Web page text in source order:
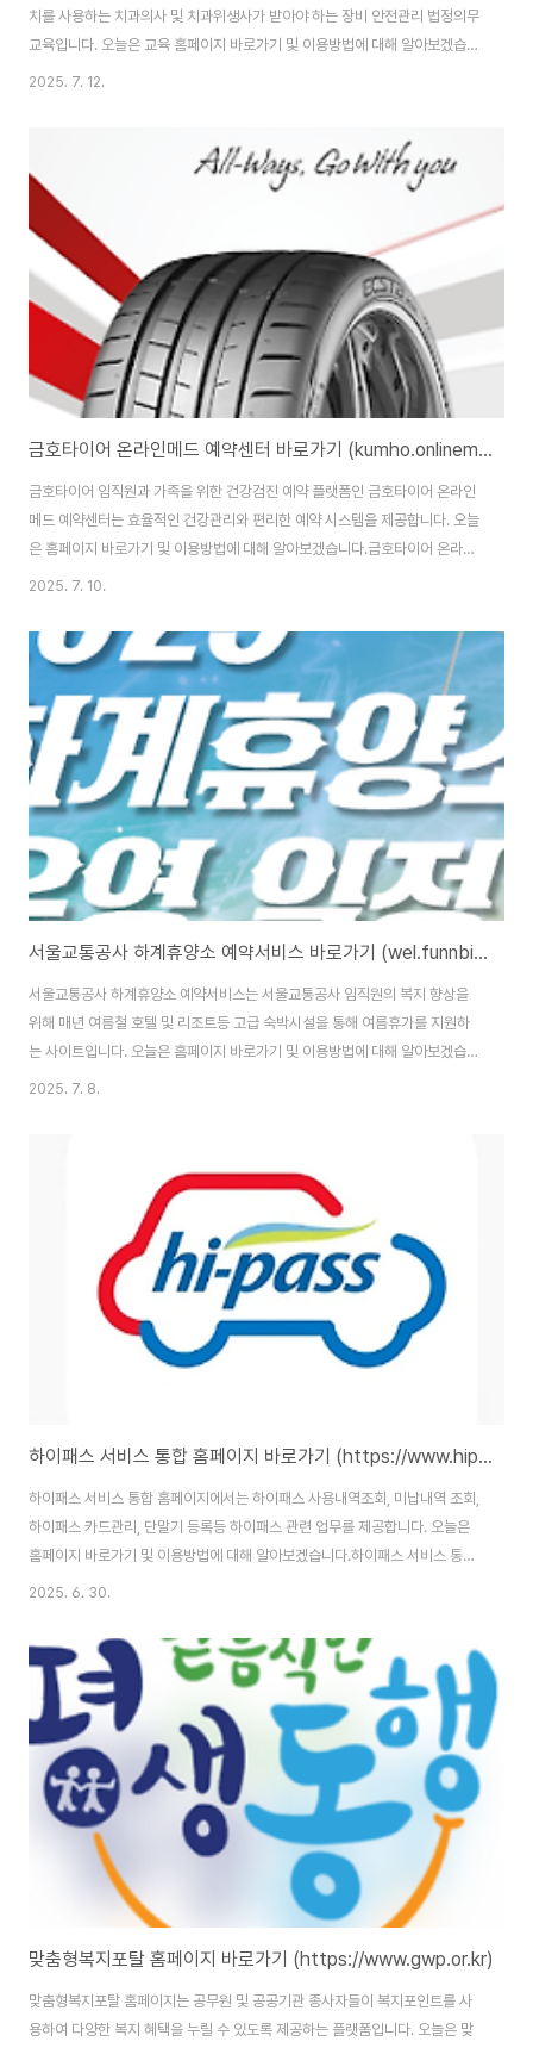
치를 사용하는 치과의사 및 치과위생사가 받아야 하는 장비 안전관리 법정의무
교육입니다. 오늘은 교육 홈페이지 바로가기 및 이용방법에 대해 알아보겠습니
다.대한영상치의학회 진단용방사선 안전관리책임자교육 :
사선 안전관리책임자교육 홈페이지 주소는
(https://www.dentalsafeimaging.or.kr/)입니다. 홈페이지 이용을 위해서
는 본인인증을 통한 회원가입을 완료해야 합니다. 교육의 목적과 법적 근거의
료기관에서 진단용 방사선 발생장치를 사용하는 경우, ..
2025. 7. 12.
금호타이어 온라인메드 예약센터 바로가기 (kumho.onlinemed.co.kr)
금호타이어 임직원과 가족을 위한 건강검진 예약 플랫폼인 금호타이어 온라인
메드 예약센터는 효율적인 건강관리와 편리한 예약 시스템을 제공합니다. 오늘
은 홈페이지 바로가기 및 이용방법에 대해 알아보겠습니다.금호타이어 온라인
메드 예약센터 : https://kumho.onlinemed.co.kr/ 금호타이어 온라인메드
는 (https://kumho.onlinemed.co.kr/)입니다. 홈페이지 이용을 위해서는
본인인증을 통한 회원가입을 완료해야 합니다. 온라인메드 예약센터란?온라인
메드 예약센터는 금호타이어 임직원 및 가족을 대상으로 건강검진 예약, 일정
확인, 검진 결과 조회 등을 온라인으로 제공하는 플랫폼입니다. 이 시스템은 선
헬스케..
2025. 7. 10.
서울교통공사 하계휴양소 예약서비스 바로가기 (wel.funnbiz.co.kr)
서울교통공사 하계휴양소 예약서비스는 서울교통공사 임직원의 복지 향상을
위해 매년 여름철 호텔 및 리조트등 고급 숙박시설을 통해 여름휴가를 지원하
는 사이트입니다. 오늘은 홈페이지 바로가기 및 이용방법에 대해 알아보겠습니
다.서울교통공사 하계휴양소 예약서비스 :
서는 본인인증을 통한 회원가입을 완료해야 합니다. 하계휴양소 예약사이트 접
속 방법서울교통공사 하계휴양소 예약은 전용 웹사이트를 통해 진행됩니다. 예
약사이트 주소는 다음과 같습니다...
2025. 7. 8.
하이패스 서비스 통합 홈페이지 바로가기 (https://www.hipass.co.kr)
하이패스 서비스 통합 홈페이지에서는 하이패스 사용내역조회, 미납내역 조회,
하이패스 카드관리, 단말기 등록등 하이패스 관련 업무를 제공합니다. 오늘은
홈페이지 바로가기 및 이용방법에 대해 알아보겠습니다.하이패스 서비스 통합
홈페이지 : https://www.hipass.co.kr/main.do 하이패스 서비스 통합 홈
(https://www.hipass.co.kr/main.do)입니다. 홈페이지 이용을 위해서는
본인인증을 통한 회원가입을 완료해야 합니다. 하이패스 미납 통행료 조회 방
법1. 온라인 조회하이패스 미납 통행료는 한국도로공사 하이패스 홈페이지에
서 간편하게 확인할 수 있습니다.홈페이지 접속: 하이패스 홈페이지에 접속합
니다.미납 통행료 조회: 상..
2025. 6. 30.
맞춤형복지포탈 홈페이지 바로가기 (https://www.gwp.or.kr)
맞춤형복지포탈 홈페이지는 공무원 및 공공기관 종사자들이 복지포인트를 사
용하여 다양한 복지 혜택을 누릴 수 있도록 제공하는 플랫폼입니다. 오늘은 맞